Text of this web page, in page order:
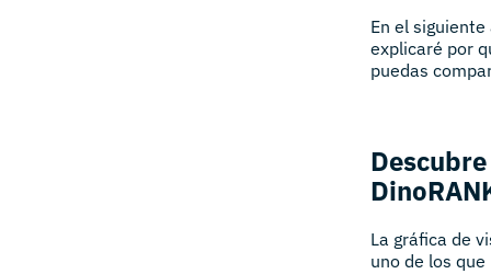
En el
explicaré por
puedas
La gráfica de
uno de los